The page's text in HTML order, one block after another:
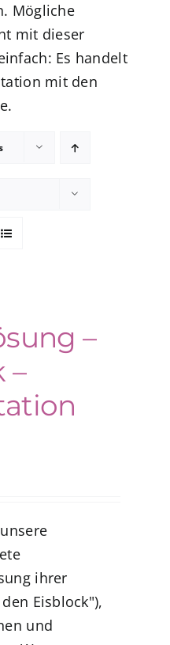
zum Buchhandel
Mögliche
mit dieser
Es handelt
mit den
–
–
ihrer
Eisblock"),
und